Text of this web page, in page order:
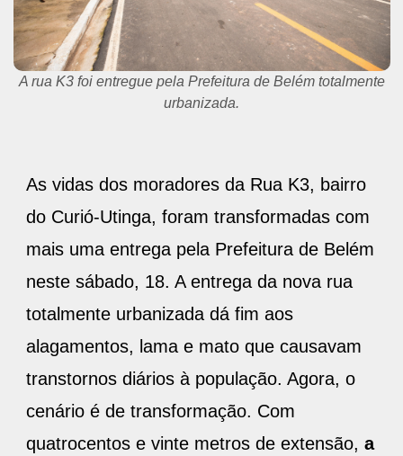
A rua K3 foi entregue pela Prefeitura de Belém totalmente
urbanizada.
As vidas dos moradores da Rua K3, bairro
do Curió-Utinga, foram transformadas com
mais uma entrega pela Prefeitura de Belém
neste sábado, 18. A entrega da nova rua
totalmente urbanizada dá fim aos
alagamentos, lama e mato que causavam
transtornos diários à população. Agora, o
cenário é de transformação. Com
quatrocentos e vinte metros de extensão, a